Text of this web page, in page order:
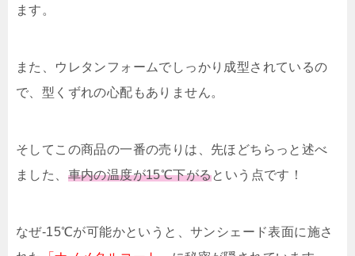
ます。
また、ウレタンフォームでしっかり成型されているの
で、型くずれの心配もありません。
そしてこの商品の一番の売りは、先ほどちらっと述べ
ました、 車内の温度が15℃下がるという点です！
なぜ-15℃が可能かというと、サンシェード表面に施さ